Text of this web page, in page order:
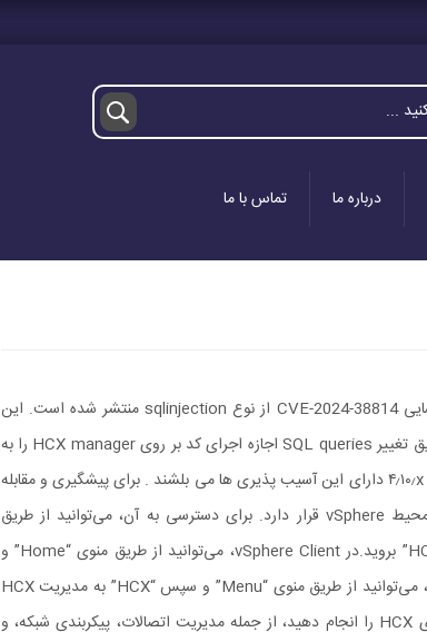
درباره ما تماس با ما
به تازگی برای VMware آسیب پذیری با کد شناسایی CVE-2024-38814 از نوع sqlinjection منتشر شده است. این
آسیب پذیری بدون نیاز به دسترسی admin از طریق تغییر SQL queries اجازه اجرای کد بر روی HCX manager را به
هکرها می دهد. نمره این آسیب پذیری ۸.۸ بوده و نسخه های ۴٫۸٫x و ۴٫۹٫x و ۴٫۱۰٫x دارای این آسیب پذیری ها می بلشند . برای پیشگیری و مقابله
با این تهدید به روز رسانی ارائه شده را اعمال نمایید. HCX manager در محیط vSphere قرار دارد. برای دسترسی به آن، می‌توانید از طریق
vSphere Client یا vSphere Web Client وارد شوید و سپس به بخش “HCX” بروید.در vSphere Client، می‌توانید از طریق منوی “Home” و
سپس “HCX” به مدیریت HCX دسترسی پیدا کنید.در vSphere Web Client، می‌توانید از طریق منوی “Menu” و سپس “HCX” به مدیریت HCX
دسترسی پیدا کنید.پس از ورود به بخش HCX، می‌توانید مدیریت و پیکربندی HCX را انجام دهید، از جمله مدیریت اتصالات، پیکربندی شبکه، و